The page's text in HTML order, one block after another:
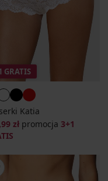
GRATIS
Katia
zł promocja 3+1